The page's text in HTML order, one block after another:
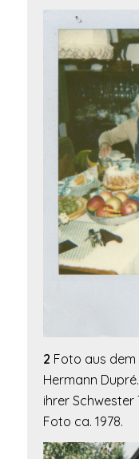
2 Foto aus dem
Hermann
ihrer Schwester
Foto ca. 1978.